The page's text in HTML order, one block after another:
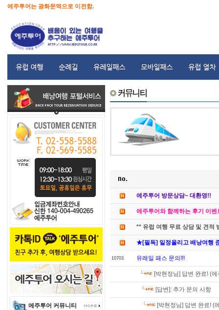
에주투어는 광화문역으로 이전함.
유럽 여행 순례길 유레일패스 모바일패스 유럽 열차
에주투어 커뮤니티
에주투어 방문상담~ 대환영!!
에주투어와 함께하는 후기 이
** 유럽 여행 무료 상담 및 견적
★[필독] 일정올리고 배낭여행
10703 유레일 패스 문의!!!
[박현정님] 답변 완료! (
[답변]: 추가 문의 사항
[박현정님] 답변 완료! (